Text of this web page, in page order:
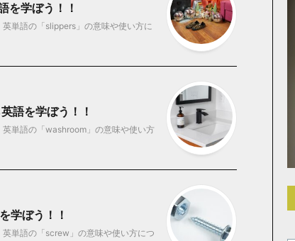
を学ぼう！！
語の「slippers」の意味や使い方に
語を学ぼう！！
語の「washroom」の意味や使い方
学ぼう！！
語の「screw」の意味や使い方につ